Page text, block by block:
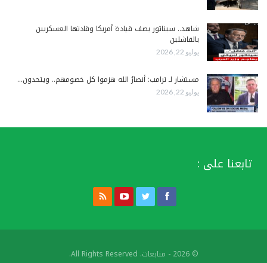
شاهد.. سيناتور يصف قيادة أمريكا وقادتها العسكريين
بالفاشلين
يوليو 22, 2026
مستشار لـ ترامب: أنصارُ الله هزموا كل خصومهم.. ويتحدون…
يوليو 22, 2026
تابعنا على :
© 2026 - متابعات. All Rights Reserved.